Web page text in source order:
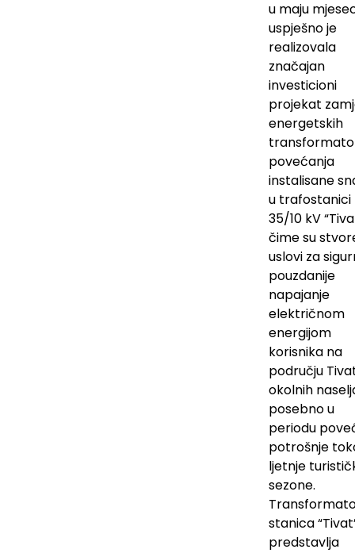
u maju
uspješno je
realizovala
značajan
investicioni
projekat
energetskih
povećanja
instalisane
u trafostanici
35/10 kV
čime su
uslovi za
pouzdanije
napajanje
električnom
energijom
korisnika na
području
okolnih
posebno u
periodu
potrošnje
ljetnje
sezone.
stanica
predstavlja